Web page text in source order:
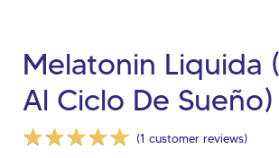
Melatonin Liquida
Al Ciclo De
☆☆☆☆☆ (1 customer reviews)